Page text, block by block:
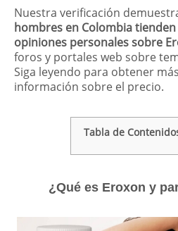
Nuestra verificación
hombres en Colombia
opiniones personales sobre
foros y portales web sobre
Siga leyendo para obtener
información sobre el precio.
Tabla de
¿Qué es Eroxon y